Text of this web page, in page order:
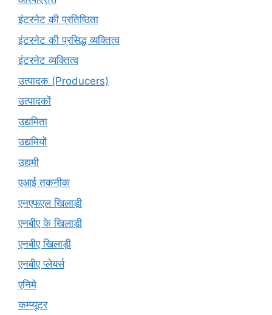
इंटरनेट की प्रतिष्ठिता
इंटरनेट की प्रसिद्ध व्यक्तित्व
इंटरनेट व्यक्तित्व
उत्पादक (Producers)
उत्पादकों
उद्यमिता
उद्यमियों
उद्यमी
एआई तकनीक
एनएफएल खिलाड़ी
एनबीए के खिलाड़ी
एनबीए खिलाड़ी
एनबीए प्लेयर्स
एनिमे
कम्प्यूटर